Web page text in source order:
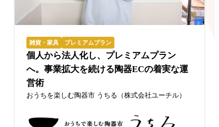
雑貨・家具 プレミアムプラン
個人から法人化し、プレミアムプラン
へ。事業拡大を続ける陶器ECの着実な運
営術
おうちを楽しむ陶器市 うちる（株式会社ユーチル）